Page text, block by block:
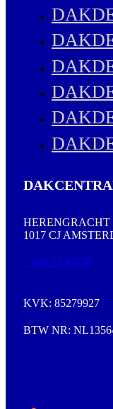
HERENGRACHT
1017 CJ
020 2136776
KVK: 85279927
BTW NR: